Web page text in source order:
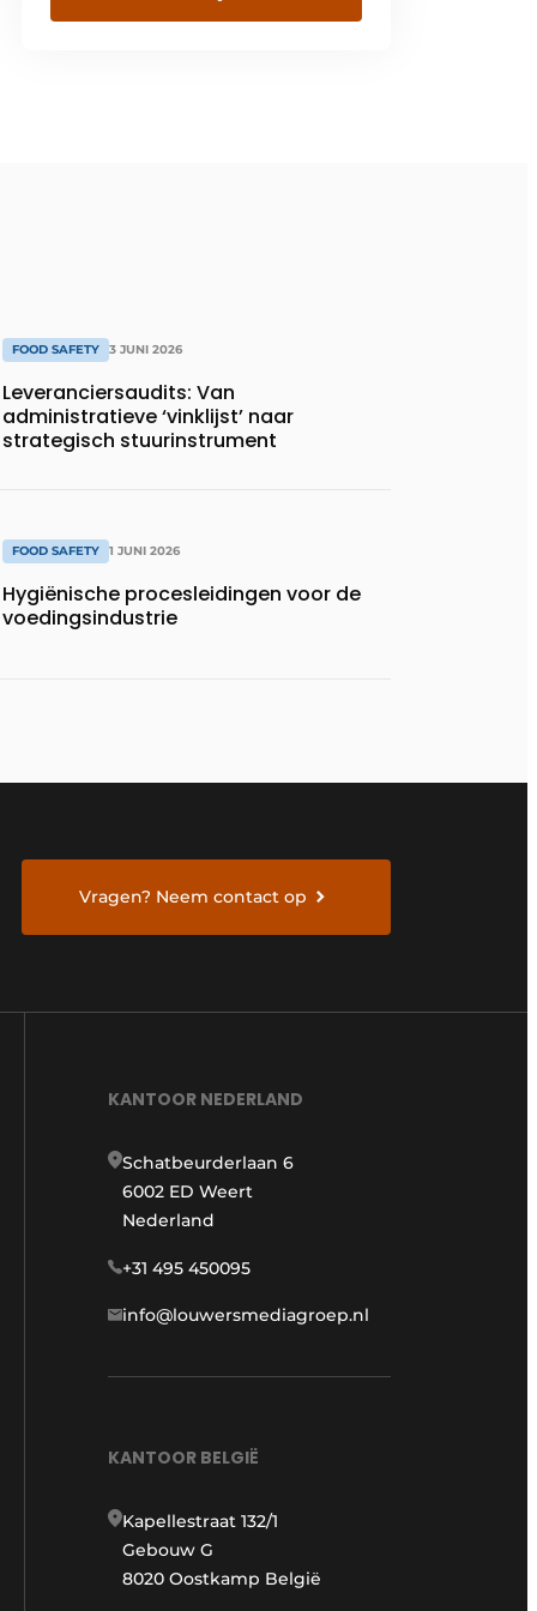
FOOD SAFETY 3 JUNI 2026
Leveranciersaudits: Van
administratieve ‘vinklijst’ naar
strategisch stuurinstrument
FOOD SAFETY 1 JUNI 2026
Hygiënische procesleidingen voor de
voedingsindustrie
Vragen? Neem contact op
KANTOOR NEDERLAND
Schatbeurderlaan 6
6002 ED Weert
Nederland
+31 495 450095
info@louwersmediagroep.nl
KANTOOR BELGIË
Kapellestraat 132/1
Gebouw G
8020 Oostkamp België